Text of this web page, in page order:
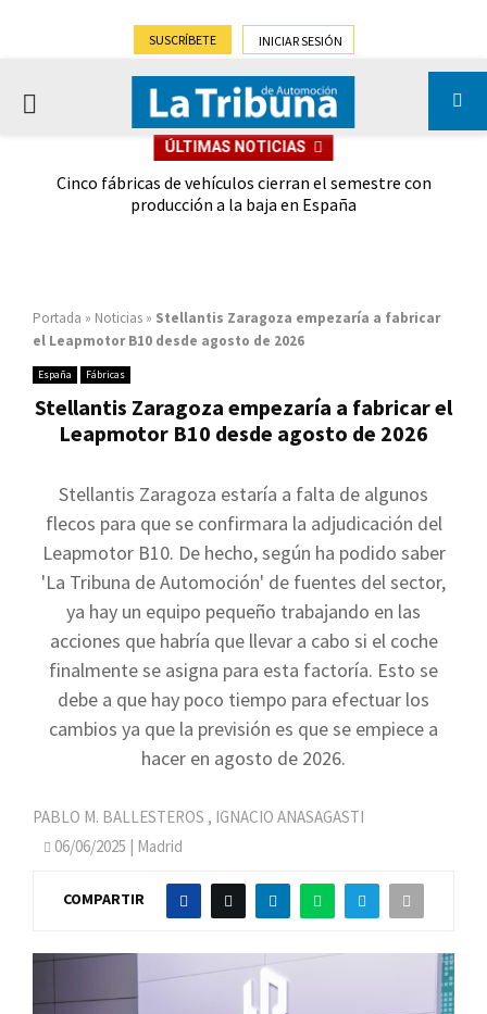
SUSCRÍBETE INICIAR SESIÓN
PRIMARY
ÚLTIMAS NOTICIAS
Cinco fábricas de vehículos cierran el semestre con
producción a la baja en España
Portada » Noticias » Stellantis Zaragoza empezaría a fabricar
el Leapmotor B10 desde agosto de 2026
España Fábricas
Stellantis Zaragoza empezaría a fabricar el
Leapmotor B10 desde agosto de 2026
Stellantis Zaragoza estaría a falta de algunos
flecos para que se confirmara la adjudicación del
Leapmotor B10. De hecho, según ha podido saber
'La Tribuna de Automoción' de fuentes del sector,
ya hay un equipo pequeño trabajando en las
acciones que habría que llevar a cabo si el coche
finalmente se asigna para esta factoría. Esto se
debe a que hay poco tiempo para efectuar los
cambios ya que la previsión es que se empiece a
hacer en agosto de 2026.
PABLO M. BALLESTEROS , IGNACIO ANASAGASTI
06/06/2025 | Madrid
COMPARTIR